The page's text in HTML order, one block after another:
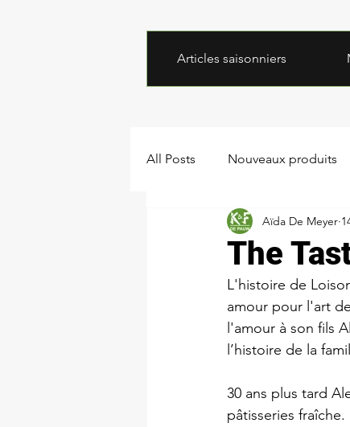
Articles saisonniers
All Posts Nouveaux produits
The
Aïda De Meyer
L'histoire de
amour pour l'art
l'amour à son fils
l’histoire de la
30 ans plus tard
pâtisseries